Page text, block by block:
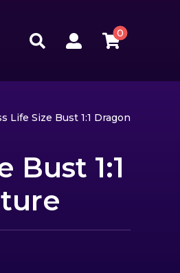
  0
Life Size Bust 1:1 Dragon
Bust 1:1